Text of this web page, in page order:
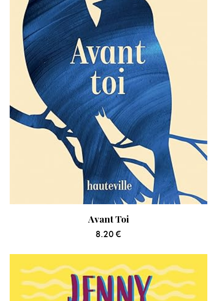
Avant Toi
8.20 €